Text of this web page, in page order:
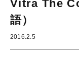
Vitra The
語）
2016.2.5